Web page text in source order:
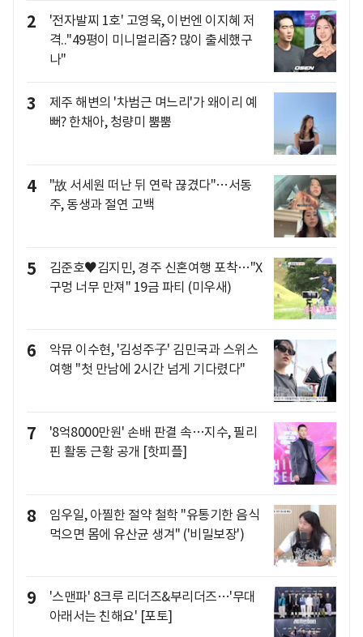
2
'전자발찌 1호' 고영욱, 이번엔 이지혜 저
격.."49평이 미니멀리즘? 많이 출세했구
나"
3
제주 해변의 '차범근 며느리'가 왜이리 예
뻐? 한채아, 청량미 뿜뿜
4
"故 서세원 떠난 뒤 연락 끊겼다"…서동
주, 동생과 절연 고백
5
김준호♥김지민, 경주 신혼여행 포착…"X
구멍 너무 만져" 19금 파티 (미우새)
6
악뮤 이수현, '김성주子' 김민국과 스위스
여행 "첫 만남에 2시간 넘게 기다렸다"
7
'8억8000만원' 손배 판결 속…지수, 필리
핀 활동 근황 공개 [핫피플]
8
임우일, 아찔한 절약 철학 "유통기한 음식
먹으면 몸에 유산균 생겨" ('비밀보장')
9
'스맨파' 8크루 리더즈&부리더즈…'무대
아래서는 친해요' [포토]